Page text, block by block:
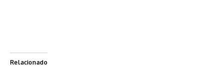
Relacionado